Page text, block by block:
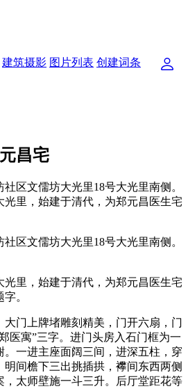
建筑摄影 图片列表 创建词条
昌宅
区文儒坊大光里18号大光里南侧。
光里，始建于清代，为郑元昌医生宅
区文儒坊大光里18号大光里南侧。
光里，始建于清代，为郑元昌医生宅
。
大门上牌堵雕刻精美，门开六扇，门
医寓”三字。进门头房入石门框为一
一进主座面阔三间，进深五柱，穿
间檐下三出挑插拱，襻间东西两侧
，太师壁施一斗三升。后厅堂距花等